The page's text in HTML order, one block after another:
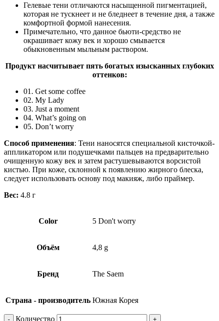
Гелевые тени отличаются насыщенной пигментацией,
которая не тускнеет и не бледнеет в течение дня, а также
комфортной формой нанесения.
Примечательно, что данное бьюти-средство не
окрашивает кожу век и хорошо смывается
обыкновенным мыльным раствором.
Продукт насчитывает пять богатых изысканных глубоких
оттенков:
01. Get some coffee
02. My Lady
03. Just a moment
04. What’s going on
05. Don’t worry
Способ применения: Тени наносятся специальной кисточкой-
аппликатором или подушечками пальцев на предварительно
очищенную кожу век и затем растушевываются ворсистой
кистью. При коже, склонной к появлению жирного блеска,
следует использовать основу под макияж, либо праймер.
Вес: 4.8 г
Color 5 Don't worry
Объём 4,8 g
Бренд The Saem
Страна - производитель Южная Корея
Количество